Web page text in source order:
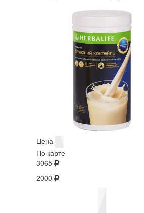
Цена
По карте
3065
2000